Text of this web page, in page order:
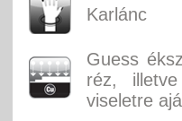
Karlánc
Guess
réz,
viseletre